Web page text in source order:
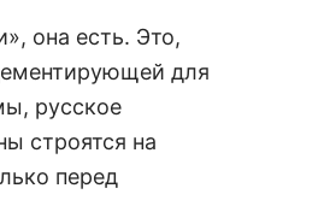
она есть. Это,
для
русское
строятся на
перед